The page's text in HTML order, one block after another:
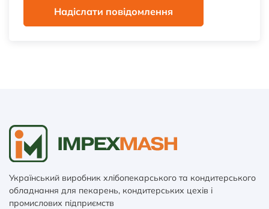
Надіслати повідомлення
Український виробник хлібопекарського та кондитерського
обладнання для пекарень, кондитерських цехів і
промислових підприємств